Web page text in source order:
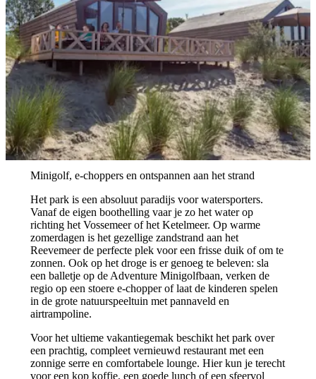
Minigolf, e-choppers en ontspannen aan het strand
Het park is een absoluut paradijs voor watersporters.
Vanaf de eigen boothelling vaar je zo het water op
richting het Vossemeer of het Ketelmeer. Op warme
zomerdagen is het gezellige zandstrand aan het
Reevemeer de perfecte plek voor een frisse duik of om te
zonnen. Ook op het droge is er genoeg te beleven: sla
een balletje op de Adventure Minigolfbaan, verken de
regio op een stoere e-chopper of laat de kinderen spelen
in de grote natuurspeeltuin met pannaveld en
airtrampoline.
Voor het ultieme vakantiegemak beschikt het park over
een prachtig, compleet vernieuwd restaurant met een
zonnige serre en comfortabele lounge. Hier kun je terecht
voor een kop koffie, een goede lunch of een sfeervol